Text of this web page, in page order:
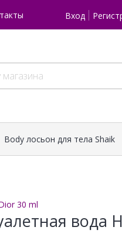
Вход
Body лосьон для тела Shaik
30 ml
вода